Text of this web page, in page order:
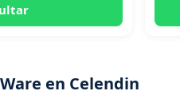
en Celendin